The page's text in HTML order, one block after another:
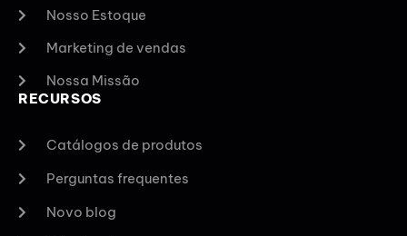
Nosso Estoque
Marketing de vendas
Nossa Missão
RECURSOS
Catálogos de produtos
Perguntas frequentes
Novo blog